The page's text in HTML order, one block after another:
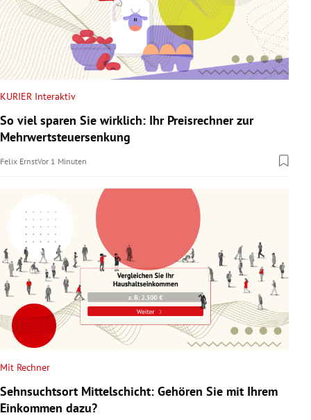
KURIER Interaktiv
So viel sparen Sie wirklich: Ihr Preisrechner zur
Mehrwertsteuersenkung
Felix ErnstVor 1 Minuten
Mit Rechner
Sehnsuchtsort Mittelschicht: Gehören Sie mit Ihrem
Einkommen dazu?